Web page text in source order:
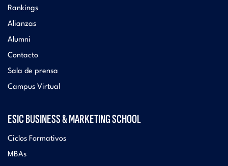
Rankings
Alianzas
Alumni
Contacto
Sala de prensa
Campus Virtual
ESIC BUSINESS & MARKETING SCHOOL
Ciclos Formativos
MBAs